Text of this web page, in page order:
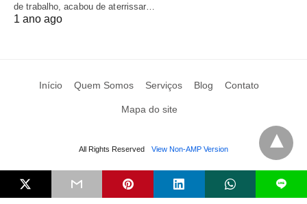
de trabalho, acabou de aterrissar…
1 ano ago
Início Quem Somos Serviços Blog Contato
Mapa do site
All Rights Reserved View Non-AMP Version
L